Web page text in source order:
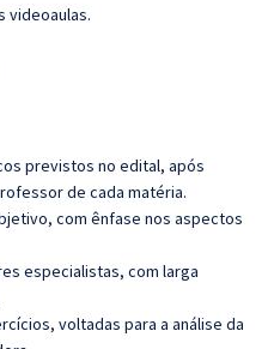
videoaulas.
previstos no edital, após
de cada matéria.
com ênfase nos aspectos
especialistas, com larga
voltadas para a análise da